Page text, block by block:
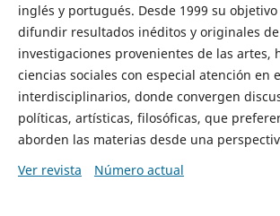
inglés y portugués. Desde 1999 su
difundir resultados inéditos y originales de
investigaciones provenientes de las artes,
ciencias sociales con especial atención en
interdisciplinarios, donde convergen
políticas, artísticas, filosóficas, que
aborden las materias desde una
Ver revista
Número actual